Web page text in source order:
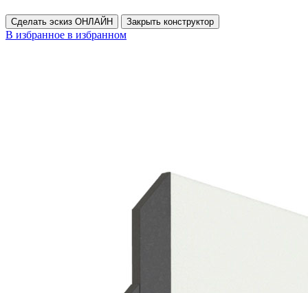
Сделать эскиз ОНЛАЙН Закрыть конструктор
В избранное в избранном